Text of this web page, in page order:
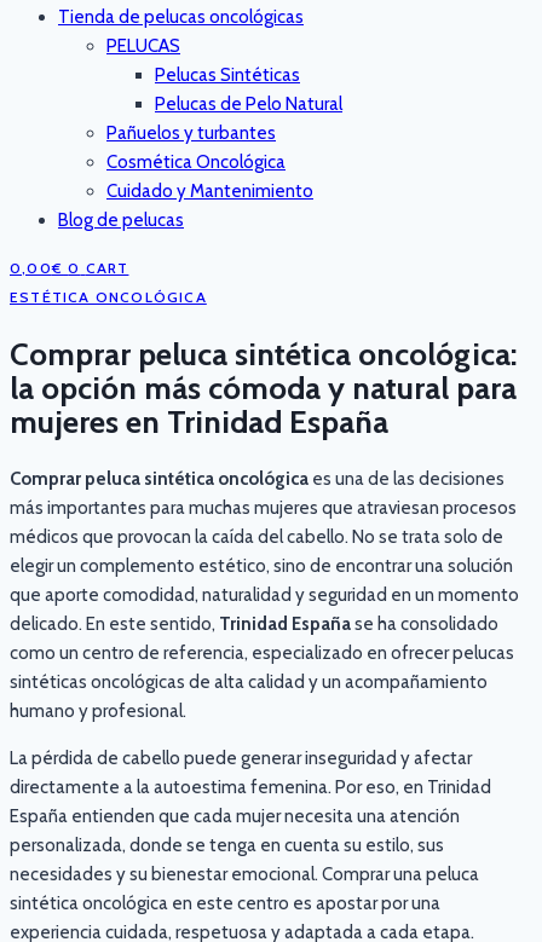
Tienda de pelucas oncológicas
PELUCAS
Pelucas Sintéticas
Pelucas de Pelo Natural
Pañuelos y turbantes
Cosmética Oncológica
Cuidado y Mantenimiento
Blog de pelucas
0,00€ 0 CART
ESTÉTICA ONCOLÓGICA
Comprar peluca sintética oncológica:
la opción más cómoda y natural para
mujeres en Trinidad España
Comprar peluca sintética oncológica es una de las decisiones
más importantes para muchas mujeres que atraviesan procesos
médicos que provocan la caída del cabello. No se trata solo de
elegir un complemento estético, sino de encontrar una solución
que aporte comodidad, naturalidad y seguridad en un momento
delicado. En este sentido, Trinidad Españase ha consolidado
como un centro de referencia, especializado en ofrecer pelucas
sintéticas oncológicas de alta calidad y un acompañamiento
humano y profesional.
La pérdida de cabello puede generar inseguridad y afectar
directamente a la autoestima femenina. Por eso, en Trinidad
España entienden que cada mujer necesita una atención
personalizada, donde se tenga en cuenta su estilo, sus
necesidades y su bienestar emocional. Comprar una peluca
sintética oncológica en este centro es apostar por una
experiencia cuidada, respetuosa y adaptada a cada etapa.